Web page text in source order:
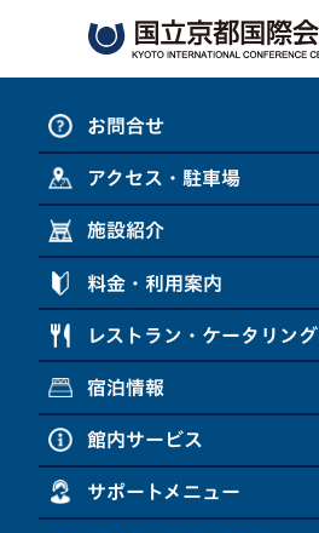
お問合せ
アクセス・駐車場
施設紹介
料金・利用案内
レストラン・ケータリング
宿泊情報
館内サービス
サポートメニュー